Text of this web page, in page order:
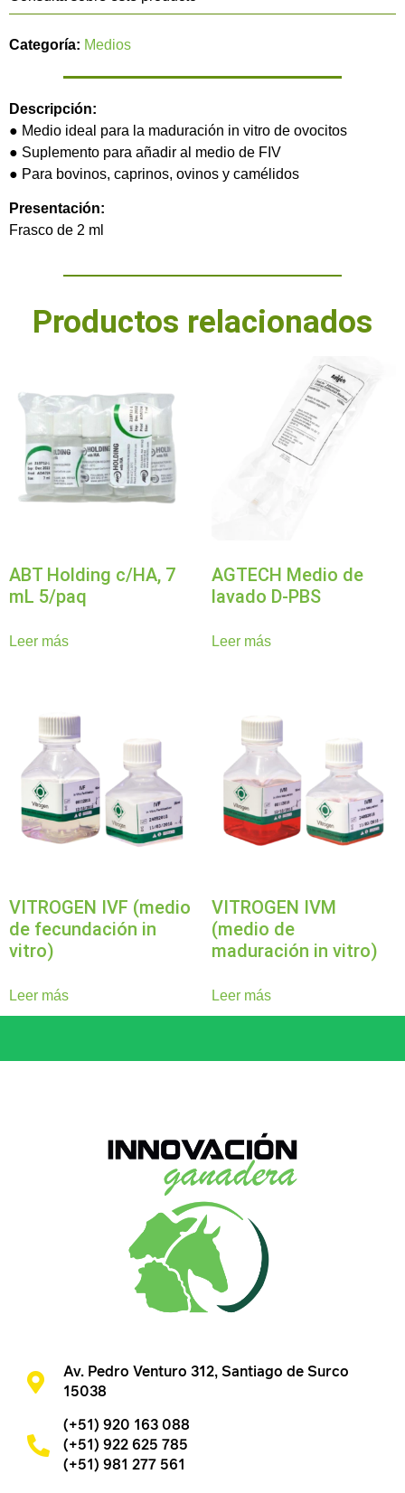
Categoría: Medios
Descripción:
● Medio ideal para la maduración in vitro de ovocitos
● Suplemento para añadir al medio de FIV
● Para bovinos, caprinos, ovinos y camélidos
Presentación:
Frasco de 2 ml
Productos relacionados
ABT Holding c/HA, 7
mL 5/paq
Leer más
AGTECH Medio de
lavado D-PBS
Leer más
VITROGEN IVF (medio
de fecundación in
vitro)
Leer más
VITROGEN IVM
(medio de
maduración in vitro)
Leer más
Av. Pedro Venturo 312, Santiago de Surco
15038
(+51) 920 163 088
(+51) 922 625 785
(+51) 981 277 561